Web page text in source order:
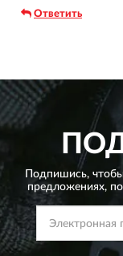
Ответить
Подпишись,
предложениях,